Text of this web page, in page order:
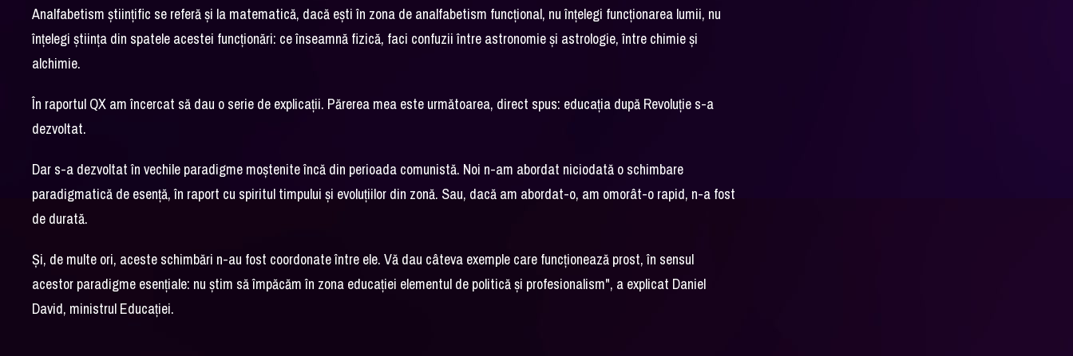
Analfabetism științific se referă și la matematică, dacă ești în zona de analfabetism funcțional, nu înțelegi funcționarea lumii, nu
înțelegi știința din spatele acestei funcționări: ce înseamnă fizică, faci confuzii între astronomie și astrologie, între chimie și
alchimie.
În raportul QX am încercat să dau o serie de explicații. Părerea mea este următoarea, direct spus: educația după Revoluție s-a
dezvoltat.
Dar s-a dezvoltat în vechile paradigme moștenite încă din perioada comunistă. Noi n-am abordat niciodată o schimbare
paradigmatică de esență, în raport cu spiritul timpului și evoluțiilor din zonă. Sau, dacă am abordat-o, am omorât-o rapid, n-a fost
de durată.
Și, de multe ori, aceste schimbări n-au fost coordonate între ele. Vă dau câteva exemple care funcționează prost, în sensul
acestor paradigme esențiale: nu știm să împăcăm în zona educației elementul de politică și profesionalism", a explicat Daniel
David, ministrul Educației.